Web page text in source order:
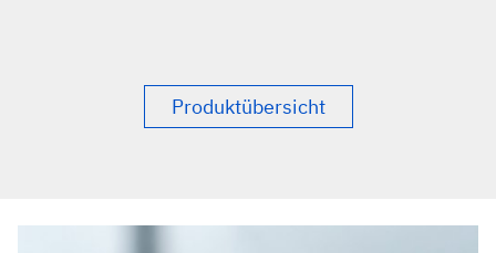
Produktübersicht